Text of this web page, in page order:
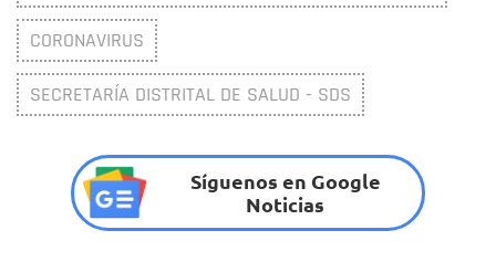
CORONAVIRUS
SECRETARÍA DISTRITAL DE SALUD - SDS
Síguenos en Google
Noticias